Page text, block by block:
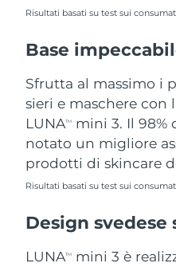
Risultati basati su test sui
Base
Sfrutta al massimo i
sieri e maschere con
LUNATM
mini 3. Il 98%
notato un migliore
prodotti di skincare
Risultati basati su test sui
Design svedese
LUNATM
mini 3 è
Vietnam